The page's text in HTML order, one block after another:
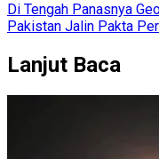
Di Tengah Panasnya
Pakistan Jalin Pakta
Lanjut Baca